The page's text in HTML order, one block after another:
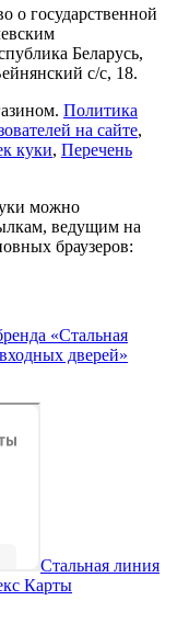
о государственной
Беларусь,
с/с, 18.
Политика
на сайте,
куки, Перечень
можно
ведущим на
браузеров:
«Стальная
дверей»
Стальная линия
Карты